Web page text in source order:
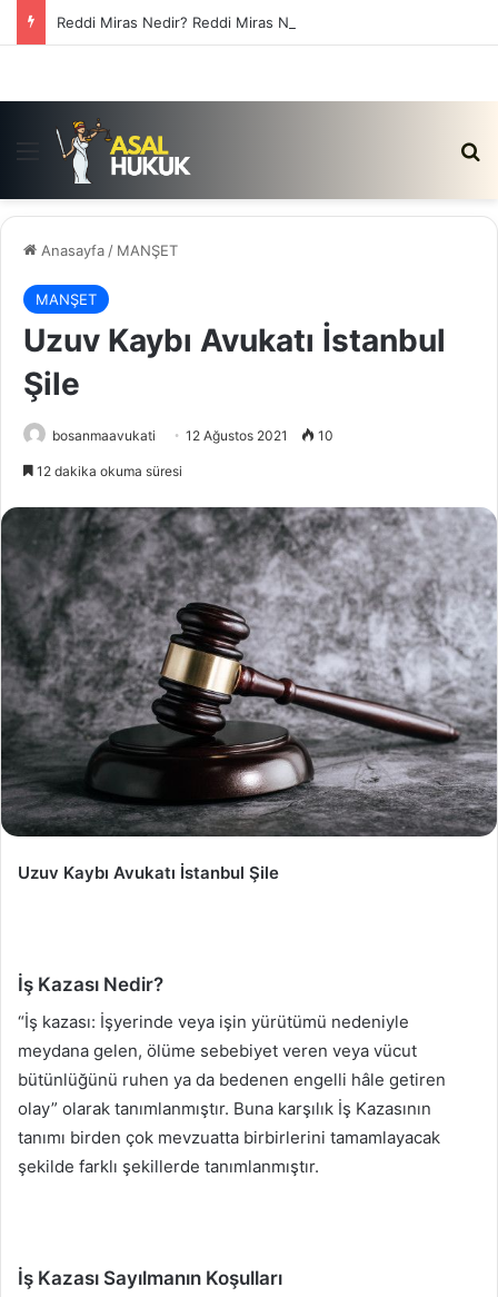
Reddi Miras Nedir? Reddi Miras Nasıl Yapılır?
Menü
Anasayfa / MANŞET
MANŞET
Uzuv Kaybı Avukatı İstanbul
Şile
bosanmaavukati 12 Ağustos 2021 10
12 dakika okuma süresi
Uzuv Kaybı Avukatı İstanbul Şile
İş Kazası Nedir?
“İş kazası: İşyerinde veya işin yürütümü nedeniyle
meydana gelen, ölüme sebebiyet veren veya vücut
bütünlüğünü ruhen ya da bedenen engelli hâle getiren
olay” olarak tanımlanmıştır. Buna karşılık İş Kazasının
tanımı birden çok mevzuatta birbirlerini tamamlayacak
şekilde farklı şekillerde tanımlanmıştır.
İş Kazası Sayılmanın Koşulları